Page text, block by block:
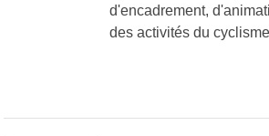
d'encadrement,
des activités du